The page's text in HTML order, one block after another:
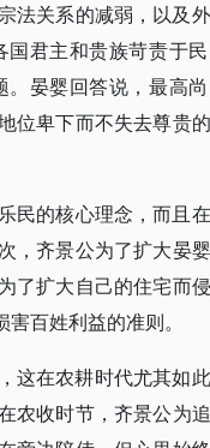
关系的减弱，以及
君主和贵族苛责于
晏婴回答说，最高
位卑下而不失去尊贵
民的核心理念，而且
，齐景公为了扩大晏
扩大自己的住宅而
百姓利益的准则。
在农耕时代尤其如
农收时节，齐景公为